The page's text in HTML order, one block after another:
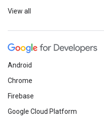
View all
Android
Chrome
Firebase
Google Cloud Platform